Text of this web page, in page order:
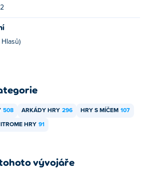
508 ARKÁDY HRY 296 HRY S MÍČEM 107
HRY 91
vývojáře